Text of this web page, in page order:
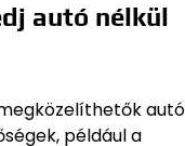
autó nélkül
autó
például a